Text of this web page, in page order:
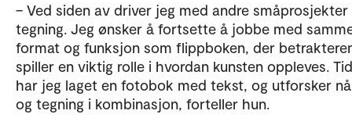
– Ved siden av driver jeg med andre småprosjekter
tegning. Jeg ønsker å fortsette å jobbe med
format og funksjon som flippboken, der
spiller en viktig rolle i hvordan kunsten oppleves.
har jeg laget en fotobok med tekst, og utforsker
og tegning i kombinasjon, forteller hun.